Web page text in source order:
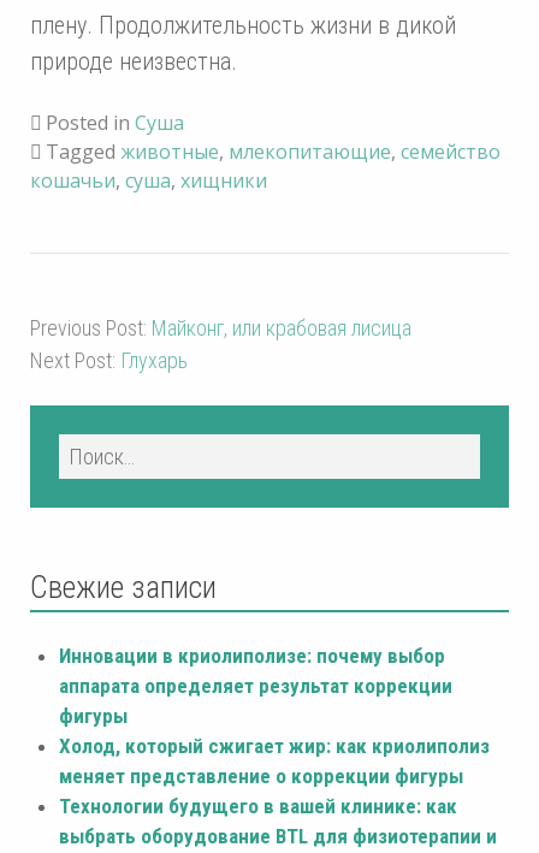
плену. Продолжительность жизни в дикой
природе неизвестна.
Posted in Суша
Tagged животные, млекопитающие, семейство
кошачьи, суша, хищники
Previous Post: Майконг, или крабовая лисица
Next Post: Глухарь
Свежие записи
Инновации в криолиполизе: почему выбор
аппарата определяет результат коррекции
фигуры
Холод, который сжигает жир: как криолиполиз
меняет представление о коррекции фигуры
Технологии будущего в вашей клинике: как
выбрать оборудование BTL для физиотерапии и